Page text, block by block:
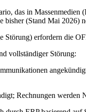
das in
(Stand Mai 2026)
Störung) erfordern die
vollständiger Störung:
Rechnungen